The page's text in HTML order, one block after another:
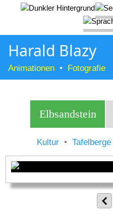
Harald Blazy
Animationen • Fotografie
Elbsandstein
Kultur • Tafelberge